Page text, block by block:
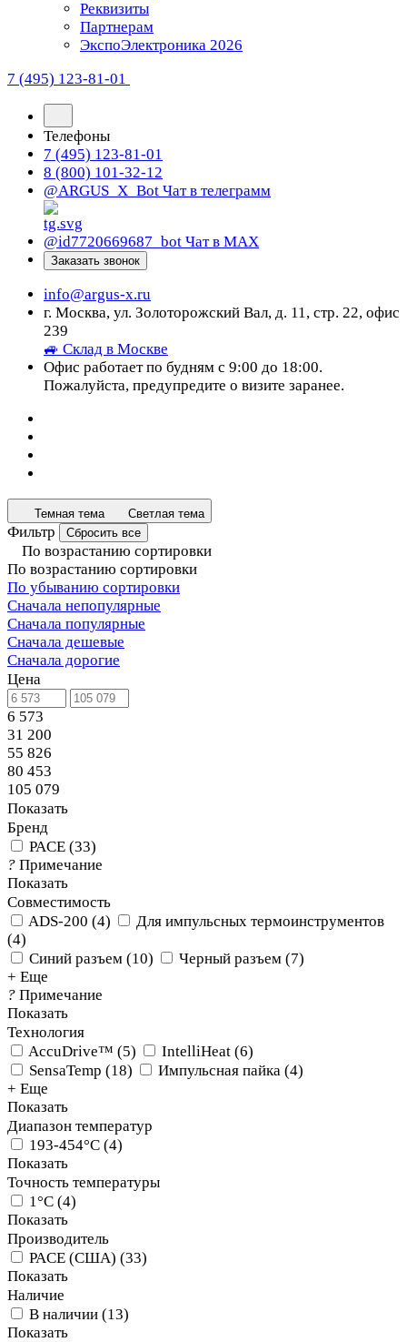
Реквизиты
Партнерам
ЭкспоЭлектроника 2026
7 (495) 123-81-01
Телефоны
7 (495) 123-81-01
8 (800) 101-32-12
@ARGUS_X_Bot Чат в телеграмм
@id7720669687_bot Чат в МАХ
Заказать звонок
info@argus-x.ru
г. Москва, ул. Золоторожский Вал, д. 11, стр. 22, офис
239
🚙 Склад в Москве
Офис работает по будням с 9:00 до 18:00.
Пожалуйста, предупредите о визите заранее.
Темная тема Светлая тема
Фильтр Сбросить все
По возрастанию сортировки
По возрастанию сортировки
По убыванию сортировки
Сначала непопулярные
Сначала популярные
Сначала дешевые
Сначала дорогие
Цена
6 573
31 200
55 826
80 453
105 079
Показать
Бренд
PACE (33)
? Примечание
Показать
Совместимость
ADS-200 (4)
Для импульсных термоинструментов
(4)
Синий разъем (10) Черный разъем (7)
+ Еще
? Примечание
Показать
Технология
AccuDrive™ (5) IntelliHeat (6)
SensaTemp (18) Импульсная пайка (4)
+ Еще
Показать
Диапазон температур
193-454°C (4)
Показать
Точность температуры
1°C (4)
Показать
Производитель
PACE (США) (33)
Показать
Наличие
В наличии (13)
Показать